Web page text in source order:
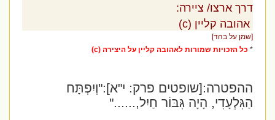
דרך ארצו/ ציירה:
אהובה קליין (c)
[שמן על בהד]
כל הזכויות שמורות לאהובה קליין על היצירה (c)
ההפטרה:[שופטים פרק: י"א]:"וְיִפְתָּח
הַגִּלְעָדִי, הָיָה גִּבּוֹר חַיִל,......"